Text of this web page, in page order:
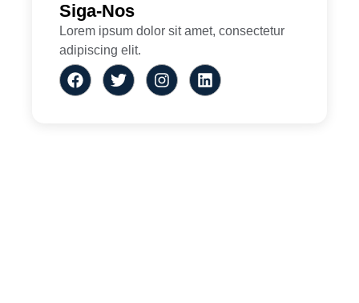
Siga-Nos
Lorem ipsum dolor sit amet, consectetur
adipiscing elit.